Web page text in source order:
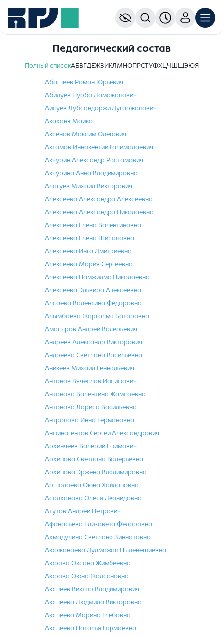
Педагогический состав
Полный списокАБВГДЕЖЗ И КЛ М НОП РСТУФХЦЧ Ш ЩЭЮЯ
Абашеев Роман Юрьевич
Абидуев Пурбо Ламажапович
Айсуев Лубсандоржи Дугаржапович
Акаханэ Маико
Аксёнов Максим Олегович
Актамов Иннокентий Галималаевич
Акчурин Александр Ростамович
Акчурина Анна Владимировна
Алагуев Михаил Викторович
Алексеева Александра Алексеевна
Алексеева Александра Николаевна
Алексеева Елена Валентиновна
Алексеева Елена Шираповна
Алексеева Инга Дмитриевна
Алексеева Мария Сергеевна
Алексеева Намжилма Николаевна
Алексеева Эльвира Алексеевна
Алсаева Валентина Федоровна
Алымбаева Жаргалма Баторовна
Амагыров Андрей Валерьевич
Андреев Александр Викторович
Андреева Светлана Васильевна
Аникеев Михаил Геннадьевич
Антонов Вячеслав Иосифович
Антонова Валентина Жамсоевна
Антонова Лариса Васильевна
Антропова Инна Германовна
Анфиногентов Сергей Александрович
Архинчеев Валерий Ефимович
Архипова Светлана Валерьевна
Архипова Эржена Владимировна
Аршолоева Оюна Хайдаповна
Асалханова Олеся Леонидовна
Атутов Андрей Петрович
Афанасьева Елизавета Федоровна
Ахмадулина Светлана Зиннатовна
Аюржанаева Дулмажап Цыденешиевна
Аюрова Оксана Жимбеевна
Аюрова Оюна Жалсановна
Аюшеев Виктор Владимирович
Аюшеева Людмила Викторовна
Аюшеева Марина Глебовна
Аюшеева Наталья Гармаевна